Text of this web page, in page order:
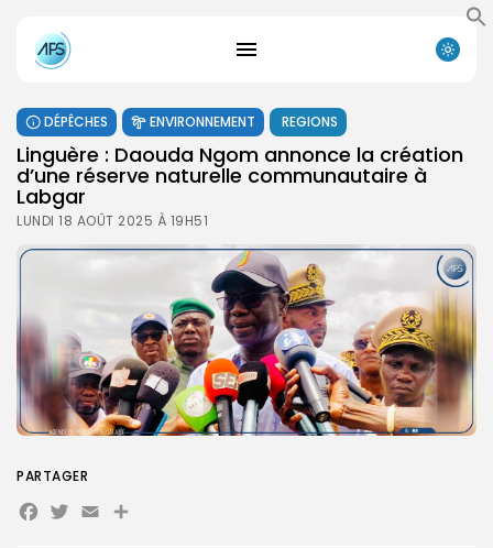
DÉPÊCHES ENVIRONNEMENT REGIONS
Linguère : Daouda Ngom annonce la création
d’une réserve naturelle communautaire à
Labgar
LUNDI 18 AOÛT 2025 À 19H51
PARTAGER
Facebook
Twitter
EmailPartager